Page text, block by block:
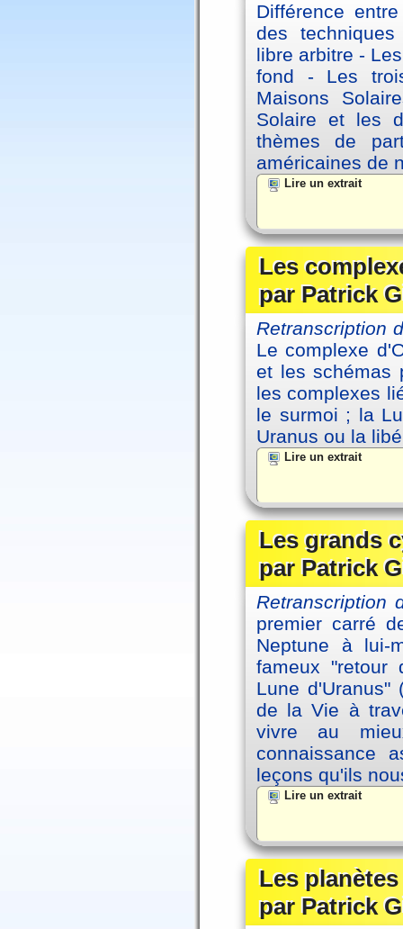
Différence
des
libre arbitre -
fond - Les
Maisons
Solaire et les
thèmes de
américaines de
Lire un extrait
Les
par Patrick
Retranscription
Le complexe
et les schémas
les complexes
le surmoi ; la
Uranus ou la
Lire un extrait
Les grands
par Patrick
Retranscription
premier carré
Neptune à lui-
fameux "retour
Lune d'Uranus"
de la Vie à
vivre au
connaissance
leçons qu'ils
Lire un extrait
Les
par Patrick